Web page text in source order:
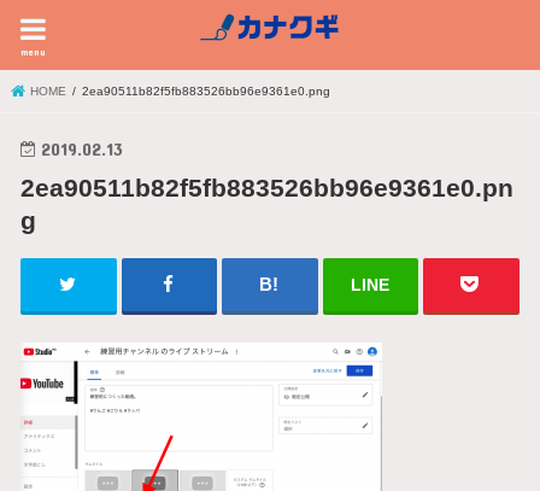
menu
HOME 2ea90511b82f5fb883526bb96e9361e0.png
2019.02.13
2ea90511b82f5fb883526bb96e9361e0.pn
g
LINE